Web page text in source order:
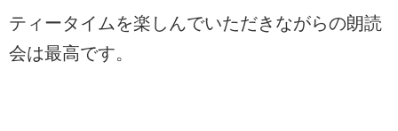
ティータイムを楽しんでいただきながらの朗読
会は最高です。